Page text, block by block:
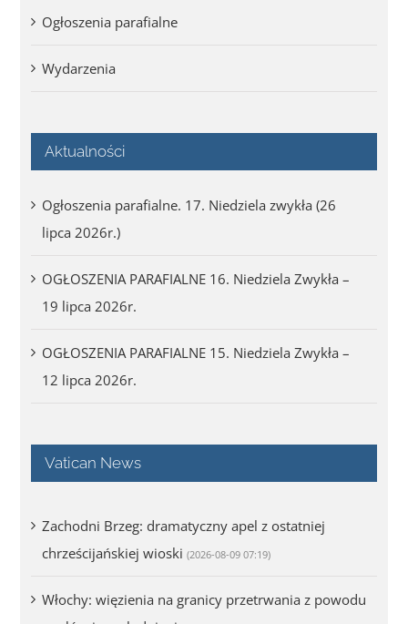
Ogłoszenia parafialne
Wydarzenia
Aktualności
Ogłoszenia parafialne. 17. Niedziela zwykła (26
lipca 2026r.)
OGŁOSZENIA PARAFIALNE 16. Niedziela Zwykła –
19 lipca 2026r.
OGŁOSZENIA PARAFIALNE 15. Niedziela Zwykła –
12 lipca 2026r.
Vatican News
Zachodni Brzeg: dramatyczny apel z ostatniej
chrześcijańskiej wioski (2026-08-09 07:19)
Włochy: więzienia na granicy przetrwania z powodu